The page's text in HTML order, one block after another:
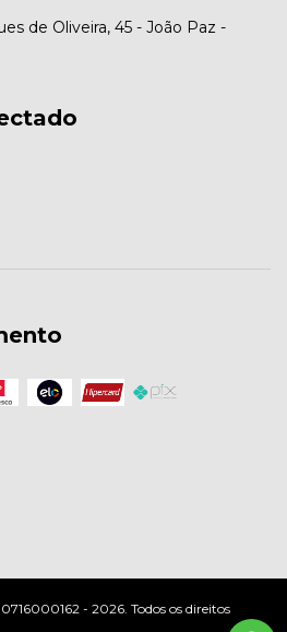
de Oliveira, 45 - João Paz -
- 2026. Todos os direitos